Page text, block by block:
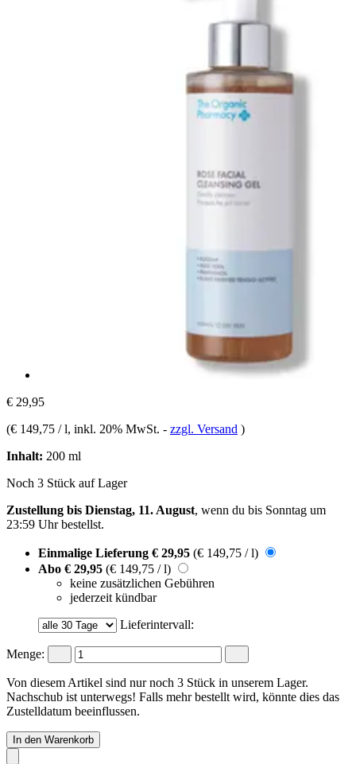
€ 29,95
(€ 149,75 / l, inkl. 20% MwSt. - zzgl. Versand )
Inhalt: 200 ml
Noch 3 Stück auf Lager
Zustellung bis Dienstag, 11. August, wenn du bis Sonntag um
23:59 Uhrbestellst.
Einmalige Lieferung € 29,95 (€ 149,75 / l)
Abo € 29,95 (€ 149,75 / l)
keine zusätzlichen Gebühren
jederzeit kündbar
Lieferintervall:
Menge:
Von diesem Artikel sind nur noch 3 Stück in unserem Lager.
Nachschub ist unterwegs! Falls mehr bestellt wird, könnte dies das
Zustelldatum beeinflussen.
In den Warenkorb